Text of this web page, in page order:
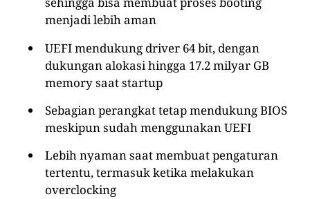
menjadi lebih aman
UEFI mendukung driver 64 bit, dengan
dukungan alokasi hingga 17.2 milyar GB
memory saat startup
Sebagian perangkat tetap mendukung BIOS
meskipun sudah menggunakan UEFI
Lebih nyaman saat membuat pengaturan
tertentu, termasuk ketika melakukan
overclocking